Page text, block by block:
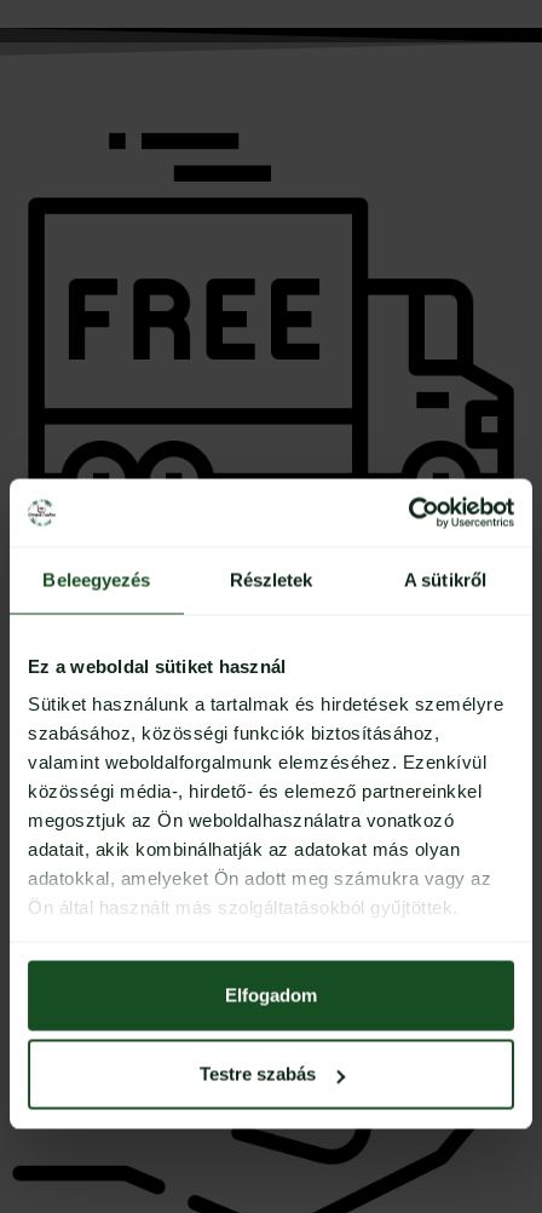
Beleegyezés Részletek A sütikről
Ez a weboldal sütiket használ
Sütiket használunk a tartalmak és hirdetések személyre
szabásához, közösségi funkciók biztosításához,
valamint weboldalforgalmunk elemzéséhez. Ezenkívül
közösségi média-, hirdető- és elemező partnereinkkel
megosztjuk az Ön weboldalhasználatra vonatkozó
adatait, akik kombinálhatják az adatokat más olyan
adatokkal, amelyeket Ön adott meg számukra vagy az
Ön által használt más szolgáltatásokból gyűjtöttek.
Elfogadom
Testre szabás
Ingyenes szállítás
35.000 Ft feletti vásárlás esetén